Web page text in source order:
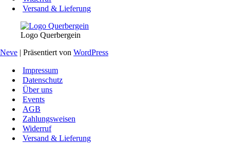
Versand & Lieferung
Logo Querbergein
Neve | Präsentiert von WordPress
Impressum
Datenschutz
Über uns
Events
AGB
Zahlungsweisen
Widerruf
Versand & Lieferung